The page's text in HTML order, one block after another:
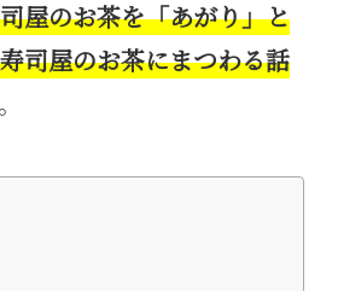
屋のお茶を「あがり」と
司屋のお茶にまつわる話